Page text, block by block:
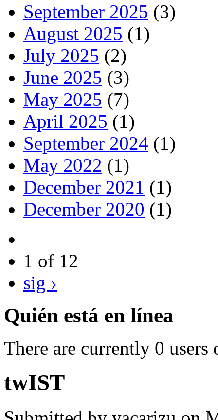
September 2025 (3)
August 2025 (1)
July 2025 (2)
June 2025 (3)
May 2025 (7)
April 2025 (1)
September 2024 (1)
May 2022 (1)
December 2021 (1)
December 2020 (1)
1 of 12
sig ›
Quién está en línea
There are currently 0 users
twIST